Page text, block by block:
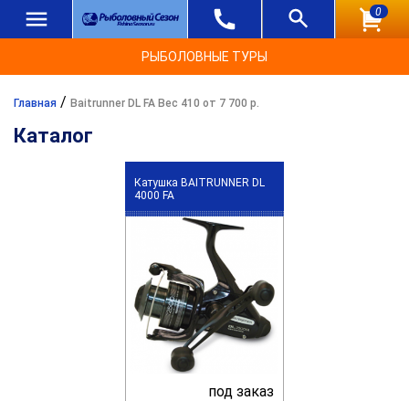
0
РЫБОЛОВНЫЕ ТУРЫ
Главная / Baitrunner DL FA Вес 410 от 7 700 р.
Каталог
Катушка BAITRUNNER DL
4000 FA
под заказ